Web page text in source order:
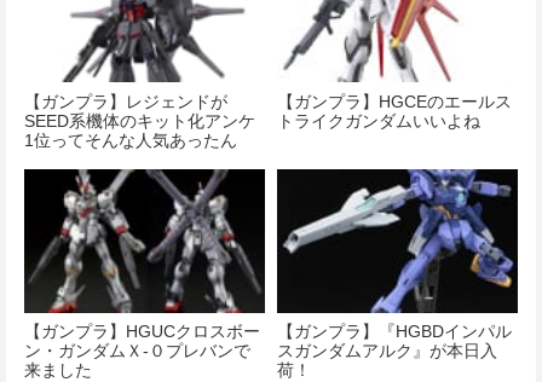
【ガンプラ】レジェンドが
SEED系機体のキット化アンケ
1位ってそんな人気あったん
【ガンプラ】HGCEのエールス
トライクガンダムいいよね
【ガンプラ】HGUCクロスボー
ン・ガンダムＸ-０プレバンで
来ました
【ガンプラ】『HGBDインパル
スガンダムアルク』が本日入
荷！